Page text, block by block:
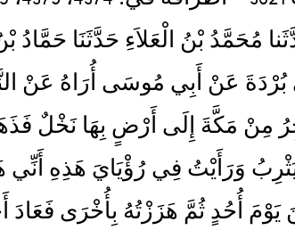
حَدَّثَنا مُحَمَّدُ بْنُ الْعَلاَءِ حَدَّثَنَا
عَنْ أَبِي مُوسَى أُرَاهُ عَنْ
مِنْ مَكَّةَ إِلَى أَرْضٍ بِهَا نَخْلٌ
يَثْرِبُ وَرَأَيْتُ فِي رُؤْيَايَ هَذِهِ
يَوْمَ أُحُدٍ ثُمَّ هَزَزْتُهُ بِأُخْرَى